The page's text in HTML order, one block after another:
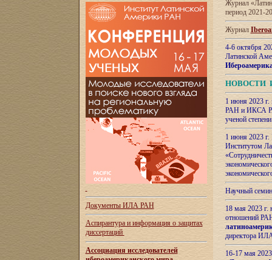
Документы ИЛА РАН
Аспирантура и информация о защитах
диссертаций
Ассоциация исследователей
Журнал
период 2021-
Журнал
4-6 октября
Латинской
НОВОСТИ
1 июня 2023
РАН и ИКСА
ученой
1 июня 2023
Институтом
Научный
18 мая 2023
отношений
директора
16-17 мая